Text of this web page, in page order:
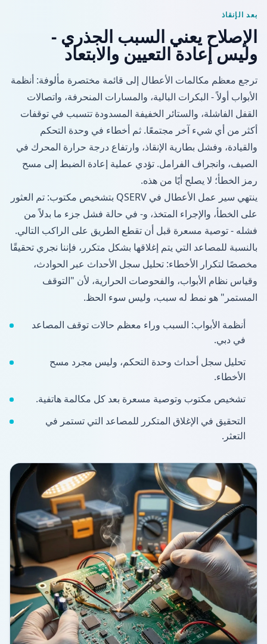
بعد الإنقاذ
الإصلاح يعني السبب الجذري -
وليس إعادة التعيين والابتعاد
ترجع معظم مكالمات الأعطال إلى قائمة مختصرة مألوفة: أنظمة
الأبواب أولاً - البكرات البالية، والمسارات المنحرفة، واتصالات
القفل الفاشلة، والستائر الخفيفة المسدودة تتسبب في توقفات
أكثر من أي شيء آخر مجتمعًا. ثم أخطاء في وحدة التحكم
والقيادة، وفشل بطارية الإنقاذ، وارتفاع درجة حرارة المحرك في
الصيف، وانجراف الفرامل. تؤدي عملية إعادة الضبط إلى مسح
رمز الخطأ؛ لا يصلح أيًا من هذه.
ينتهي سير عمل الأعطال في QSERV بتشخيص مكتوب: تم ​​العثور
على الخطأ، والإجراء المتخذ، و- في حالة فشل جزء ما بدلاً من
فشله - توصية مسعرة قبل أن تقطع الطريق على الراكب التالي.
بالنسبة للمصاعد التي يتم إغلاقها بشكل متكرر، فإننا نجري تحقيقًا
مخصصًا لتكرار الأخطاء: تحليل سجل الأحداث عبر الحوادث،
وقياس نظام الأبواب، والفحوصات الحرارية، لأن "التوقف
المستمر" هو نمط له سبب، وليس سوء الحظ.
أنظمة الأبواب: السبب وراء معظم حالات توقف المصاعد
في دبي.
تحليل سجل أحداث وحدة التحكم، وليس مجرد مسح
الأخطاء.
تشخيص مكتوب وتوصية مسعرة بعد كل مكالمة هاتفية.
التحقيق في الإغلاق المتكرر للمصاعد التي تستمر في
التعثر.